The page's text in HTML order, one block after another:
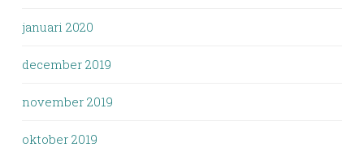
januari 2020
december 2019
november 2019
oktober 2019